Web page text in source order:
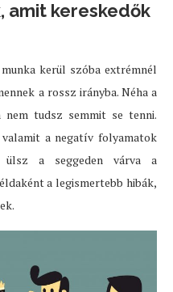
amit kereskedők
kerül szóba extrémnél
a rossz irányba. Néha a
tudsz semmit se tenni.
a negatív folyamatok
a seggeden várva a
a legismertebb hibák,